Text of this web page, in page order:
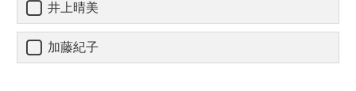
井上晴美
加藤紀子